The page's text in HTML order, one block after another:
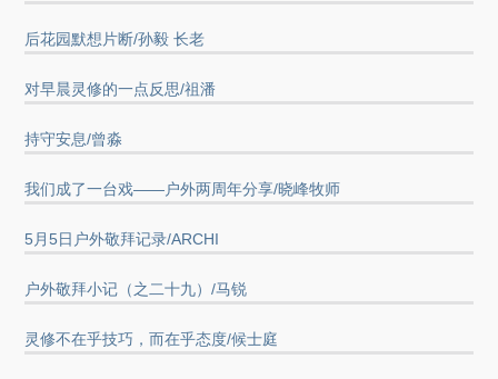
后花园默想片断/孙毅 长老
对早晨灵修的一点反思/祖潘
持守安息/曾淼
我们成了一台戏——户外两周年分享/晓峰牧师
5月5日户外敬拜记录/ARCHI
户外敬拜小记（之二十九）/马锐
灵修不在乎技巧，而在乎态度/候士庭